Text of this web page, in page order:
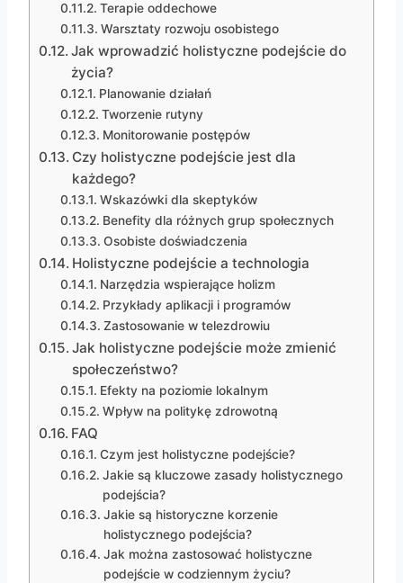
Terapie oddechowe
Warsztaty rozwoju osobistego
Jak wprowadzić holistyczne podejście do
życia?
Planowanie działań
Tworzenie rutyny
Monitorowanie postępów
Czy holistyczne podejście jest dla
każdego?
Wskazówki dla skeptyków
Benefity dla różnych grup społecznych
Osobiste doświadczenia
Holistyczne podejście a technologia
Narzędzia wspierające holizm
Przykłady aplikacji i programów
Zastosowanie w telezdrowiu
Jak holistyczne podejście może zmienić
społeczeństwo?
Efekty na poziomie lokalnym
Wpływ na politykę zdrowotną
FAQ
Czym jest holistyczne podejście?
Jakie są kluczowe zasady holistycznego
podejścia?
Jakie są historyczne korzenie
holistycznego podejścia?
Jak można zastosować holistyczne
podejście w codziennym życiu?